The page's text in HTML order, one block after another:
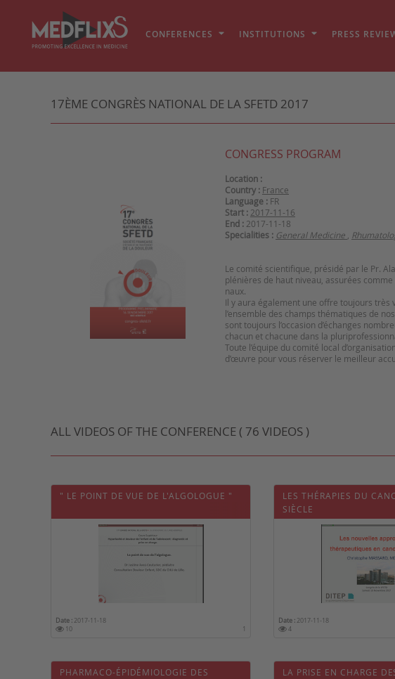
CONFERENCES INSTITUTIONS PRESS
17ÈME CONGRÈS NATIONAL DE LA SFETD 2017
CONGRESS PROGRAM
Location :
Country : France
Language : FR
Start : 2017-11-16
End : 2017-11-18
Specialities : General Medicine
Le comité scientifique, présidé par le Pr.
plénières de haut niveau, assurées
naux.
Il y aura également une offre toujours très
l’ensemble des champs thématiques de
sont toujours l’occasion d’échanges
chacun et chacune dans la
Toute l’équipe du comité local
d’œuvre pour vous réserver le meilleur
ALL VIDEOS OF THE CONFERENCE ( 76 VIDEOS )
" LE POINT DE VUE DE L'ALGOLOGUE "
Date : 2017-11-18
10
1
LES THÉRAPIES DU
SIÈCLE
Date : 2017-11-18
4
PHARMACO-ÉPIDÉMIOLOGIE DES
LA PRISE EN CHARGE